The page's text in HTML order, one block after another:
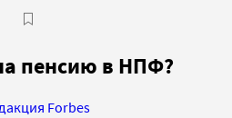
пенсию в НПФ?
Forbes